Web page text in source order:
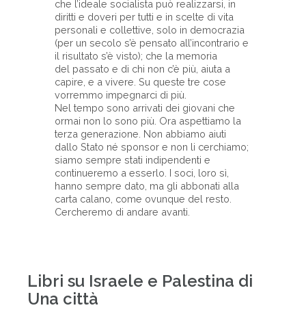
che l’ideale socialista può realizzarsi, in
diritti e doveri per tutti e in scelte di vita
personali e collettive, solo in democrazia
(per un secolo s’è pensato all’incontrario e
il risultato s’è visto); che la memoria
del passato e di chi non c’è più, aiuta a
capire, e a vivere. Su queste tre cose
vorremmo impegnarci di più.
Nel tempo sono arrivati dei giovani che
ormai non lo sono più. Ora aspettiamo la
terza generazione. Non abbiamo aiuti
dallo Stato né sponsor e non li cerchiamo;
siamo sempre stati indipendenti e
continueremo a esserlo. I soci, loro sì,
hanno sempre dato, ma gli abbonati alla
carta calano, come ovunque del resto.
Cercheremo di andare avanti.
Libri su Israele e Palestina di
Una città